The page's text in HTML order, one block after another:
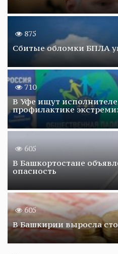
875
Сбитые обломки БПЛА
710
В Уфе ищут
профилактике
605
В Башкортостане
опасность
605
В Башкирии выросла